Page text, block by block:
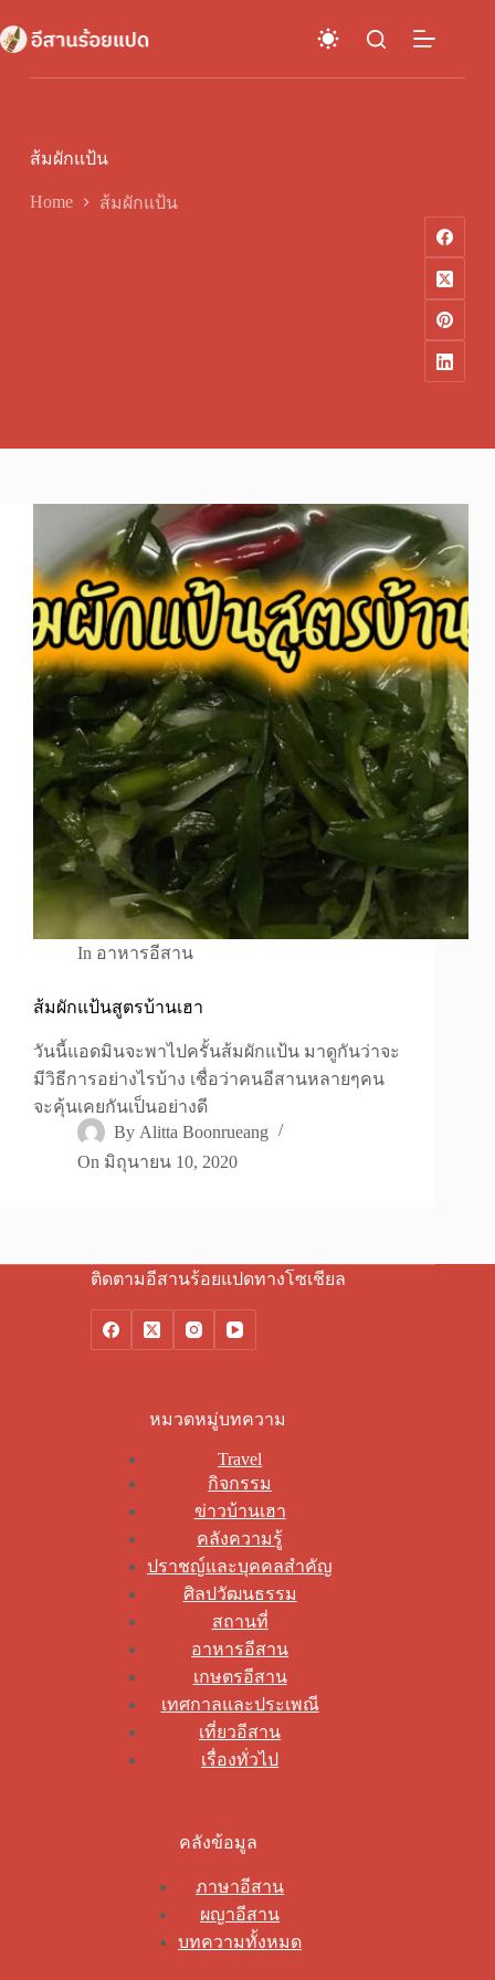
to
content
ส้มผักแป้น
Home ส้มผักแป้น
In อาหารอีสาน
ส้มผักแป้นสูตรบ้านเฮา
วันนี้แอดมินจะพาไปครั้นส้มผักแป้น มาดูกันว่าจะ
มีวิธีการอย่างไรบ้าง เชื่อว่าคนอีสานหลายๆคน
จะคุ้นเคยกันเป็นอย่างดี
By Alitta Boonrueang
On มิถุนายน 10, 2020
ติดตามอีสานร้อยแปดทางโซเชียล
หมวดหมู่บทความ
Travel
กิจกรรม
ข่าวบ้านเฮา
คลังความรู้
ปราชญ์และบุคคลสำคัญ
ศิลปวัฒนธรรม
สถานที่
อาหารอีสาน
เกษตรอีสาน
เทศกาลและประเพณี
เที่ยวอีสาน
เรื่องทั่วไป
คลังข้อมูล
ภาษาอีสาน
ผญาอีสาน
บทความทั้งหมด